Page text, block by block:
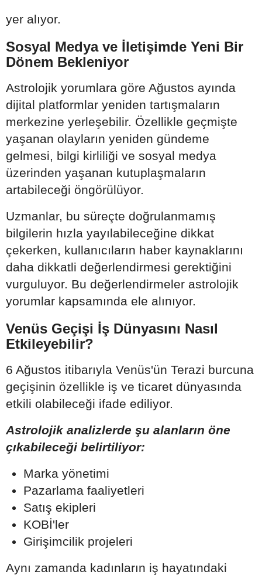
yer alıyor.
Sosyal Medya ve İletişimde Yeni Bir
Dönem Bekleniyor
Astrolojik yorumlara göre Ağustos ayında
dijital platformlar yeniden tartışmaların
merkezine yerleşebilir. Özellikle geçmişte
yaşanan olayların yeniden gündeme
gelmesi, bilgi kirliliği ve sosyal medya
üzerinden yaşanan kutuplaşmaların
artabileceği öngörülüyor.
Uzmanlar, bu süreçte doğrulanmamış
bilgilerin hızla yayılabileceğine dikkat
çekerken, kullanıcıların haber kaynaklarını
daha dikkatli değerlendirmesi gerektiğini
vurguluyor. Bu değerlendirmeler astrolojik
yorumlar kapsamında ele alınıyor.
Venüs Geçişi İş Dünyasını Nasıl
Etkileyebilir?
6 Ağustos itibarıyla Venüs'ün Terazi burcuna
geçişinin özellikle iş ve ticaret dünyasında
etkili olabileceği ifade ediliyor.
Astrolojik analizlerde şu alanların öne
çıkabileceği belirtiliyor:
Marka yönetimi
Pazarlama faaliyetleri
Satış ekipleri
KOBİ'ler
Girişimcilik projeleri
Aynı zamanda kadınların iş hayatındaki